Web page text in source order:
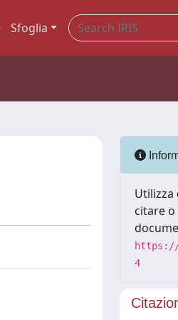
Sfoglia
citare
https://
4